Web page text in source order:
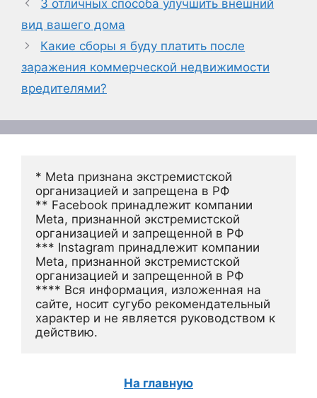
3 отличных способа улучшить внешний
вид вашего дома
Какие сборы я буду платить после
заражения коммерческой недвижимости
вредителями?
* Meta признана экстремистской
организацией и запрещена в РФ
** Facebook принадлежит компании
Meta, признанной экстремистской
организацией и запрещенной в РФ
*** Instagram принадлежит компании
Meta, признанной экстремистской
организацией и запрещенной в РФ
**** Вся информация, изложенная на
сайте, носит сугубо рекомендательный
характер и не является руководством к
действию.
На главную